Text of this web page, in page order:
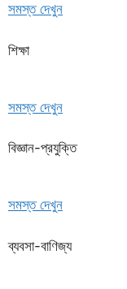
সমস্ত দেখুন
শিক্ষা
সমস্ত দেখুন
বিজ্ঞান-প্রযুক্তি
সমস্ত দেখুন
ব্যবসা-বাণিজ্য